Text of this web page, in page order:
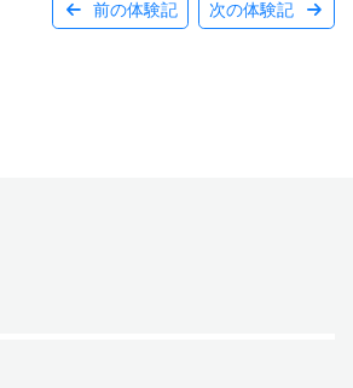
前の体験記 次の体験記